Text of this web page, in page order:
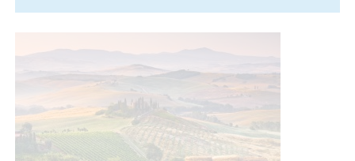
preparado para hacer que la experiencia de todos los